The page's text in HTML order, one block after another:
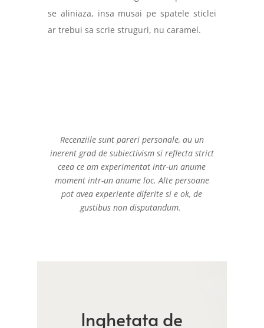
se aliniaza, insa musai pe spatele sticlei
ar trebui sa scrie struguri, nu caramel.
Recenziile sunt pareri personale, au un
inerent grad de subiectivism si reflecta strict
ceea ce am experimentat intr-un anume
moment intr-un anume loc. Alte persoane
pot avea experiente diferite si e ok, de
gustibus non disputandum.
Inghetata de